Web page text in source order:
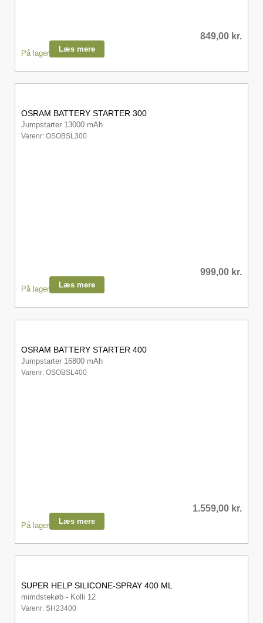
849,00 kr.
På lager Læs mere
OSRAM BATTERY STARTER 300
Jumpstarter 13000 mAh
Varenr: OSOBSL300
999,00 kr.
På lager Læs mere
OSRAM BATTERY STARTER 400
Jumpstarter 16800 mAh
Varenr: OSOBSL400
1.559,00 kr.
På lager Læs mere
SUPER HELP SILICONE-SPRAY 400 ML
mimdstekøb - Kolli 12
Varenr: SH23400